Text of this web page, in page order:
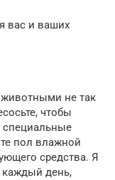
животными не так
чтобы
специальные
пол влажной
средства. Я
каждый день,